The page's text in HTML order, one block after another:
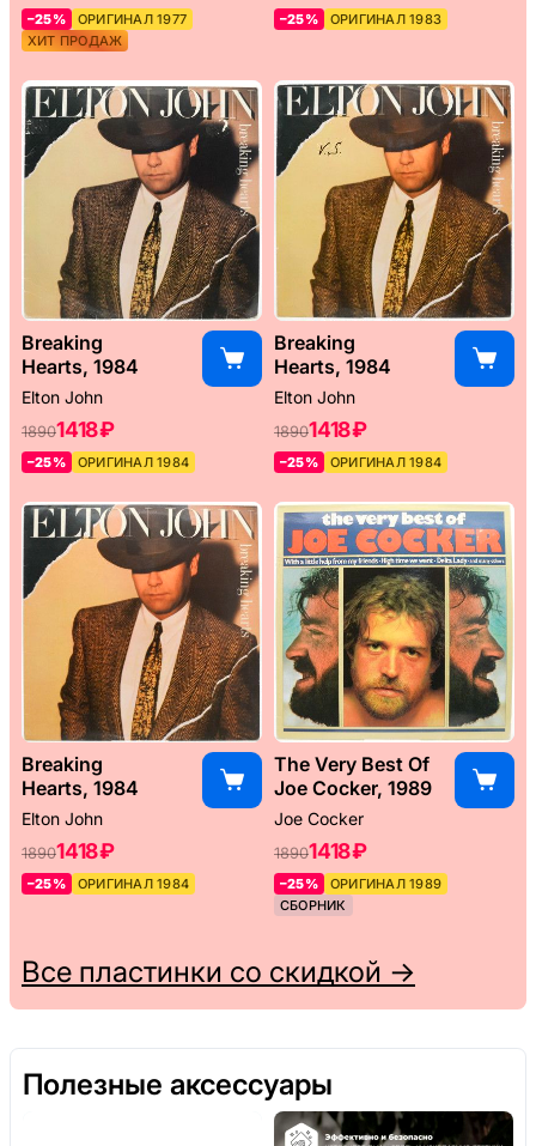
–25%
ОРИГИНАЛ 1977
ХИТ ПРОДАЖ
–25% ОРИГИНАЛ 1983
Breaking
Hearts, 1984
Elton John
18901418 ₽
–25% ОРИГИНАЛ 1984
Breaking
Hearts, 1984
Elton John
18901418 ₽
–25% ОРИГИНАЛ 1984
Breaking
Hearts, 1984
Elton John
18901418 ₽
–25% ОРИГИНАЛ 1984
The Very Best Of
Joe Cocker, 1989
Joe Cocker
18901418 ₽
–25%
ОРИГИНАЛ 1989
СБОРНИК
Все пластинки со скидкой →
Полезные аксессуары